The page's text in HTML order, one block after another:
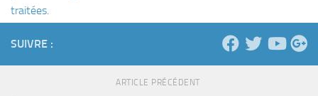
traitées.
SUIVRE :
ARTICLE PRÉCÉDENT